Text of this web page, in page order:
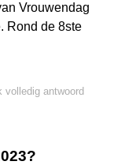
Vrouwendag
Rond de 8ste
volledig antwoord